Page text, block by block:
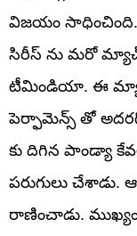
విజయం
సిరీస్ ను మరో
టీమిండియా. ఈ
పెర్ఫామెన్స్ తో
కు దిగిన పాండ్యా
పరుగులు
రాణించాడు.